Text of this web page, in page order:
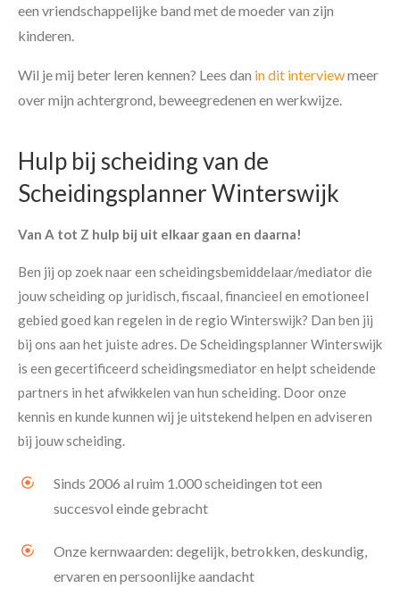
een vriendschappelijke band met de moeder van zijn
kinderen.
Wil je mij beter leren kennen? Lees dan in dit interviewmeer
over mijn achtergrond, beweegredenen en werkwijze.
Hulp bij scheiding van de
Scheidingsplanner Winterswijk
Van A tot Z hulp bij uit elkaar gaan en daarna!
Ben jij op zoek naar een scheidingsbemiddelaar/mediator die
jouw scheiding op juridisch, fiscaal, financieel en emotioneel
gebied goed kan regelen in de regio Winterswijk? Dan ben jij
bij ons aan het juiste adres. De Scheidingsplanner Winterswijk
is een gecertificeerd scheidingsmediator en helpt scheidende
partners in het afwikkelen van hun scheiding. Door onze
kennis en kunde kunnen wij je uitstekend helpen en adviseren
bij jouw scheiding.
Sinds 2006 al ruim 1.000 scheidingen tot een
succesvol einde gebracht
Onze kernwaarden: degelijk, betrokken, deskundig,
ervaren en persoonlijke aandacht